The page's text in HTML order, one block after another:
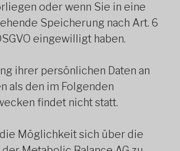
oder wenn Sie in eine
Speicherung nach Art. 6
eingewilligt haben.
ihrer persönlichen Daten an
als den im Folgenden
findet nicht statt.
Möglichkeit sich über die